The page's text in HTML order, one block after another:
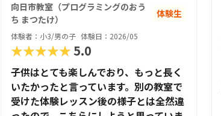
向日市教室（プログラミングのおう
ち まつたけ）
体験生
体験者：小3/男の子 体験日：2026/05
★★★★★5.0
子供はとても楽しんでおり、もっと長く
いたかったと言っています。別の教室で
受けた体験レッスン後の様子とは全然違